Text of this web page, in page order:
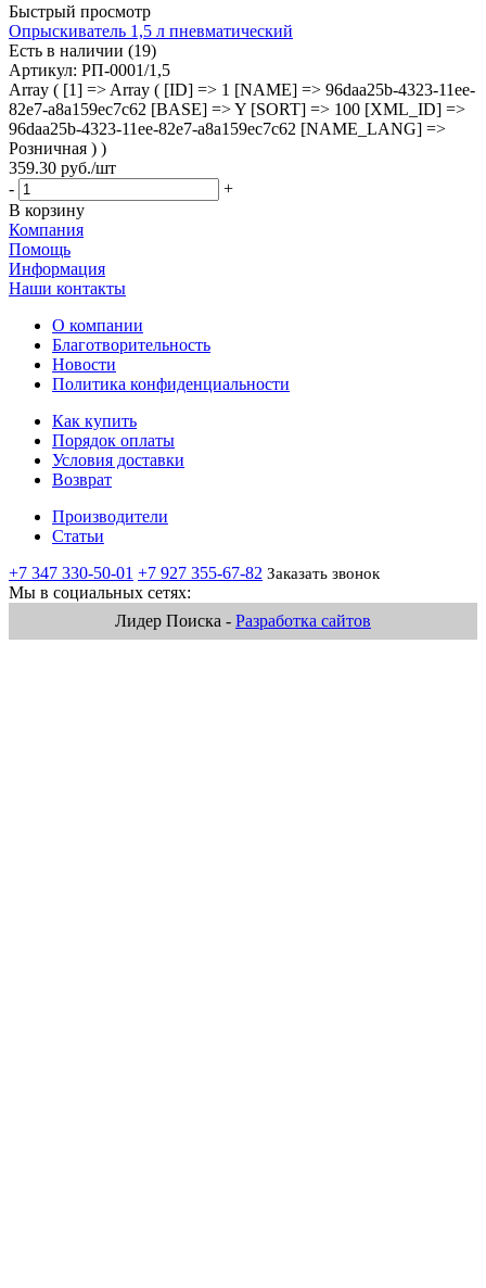
Быстрый просмотр
Опрыскиватель 1,5 л пневматический
Есть в наличии (19)
Артикул: РП-0001/1,5
Array ( [1] => Array ( [ID] => 1 [NAME] => 96daa25b-4323-11ee-
82e7-a8a159ec7c62 [BASE] => Y [SORT] => 100 [XML_ID] =>
96daa25b-4323-11ee-82e7-a8a159ec7c62 [NAME_LANG] =>
Розничная ) )
359.30 руб./шт
-
+
В корзину
Компания
Помощь
Информация
Наши контакты
О компании
Благотворительность
Новости
Политика конфиденциальности
Как купить
Порядок оплаты
Условия доставки
Возврат
Производители
Статьи
+7 347 330-50-01 +7 927 355-67-82 Заказать звонок
Мы в социальных сетях:
Лидер Поиска - Разработка сайтов